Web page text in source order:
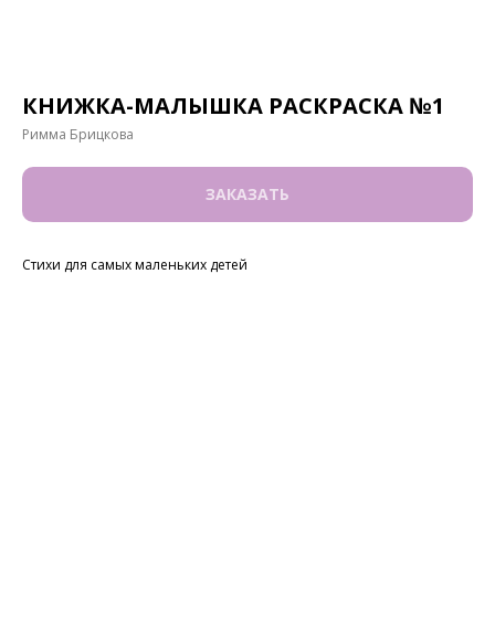
КНИЖКА-МАЛЫШКА РАСКРАСКА №1
Римма Брицкова
ЗАКАЗАТЬ
Стихи для самых маленьких детей